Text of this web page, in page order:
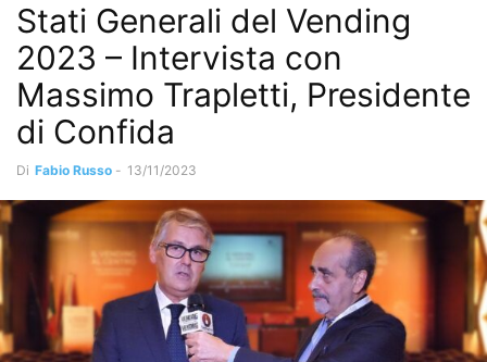
Stati Generali del Vending
2023 – Intervista con
Massimo Trapletti, Presidente
di Confida
Di Fabio Russo - 13/11/2023